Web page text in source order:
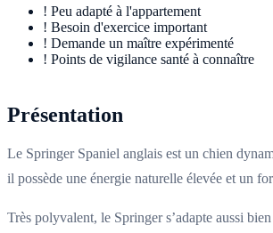
! Peu adapté à l'appartement
! Besoin d'exercice important
! Demande un maître expérimenté
! Points de vigilance santé à connaître
Présentation
Le Springer Spaniel anglais est un chien
il possède une énergie naturelle élevée et un
Très polyvalent, le Springer s’adapte aussi